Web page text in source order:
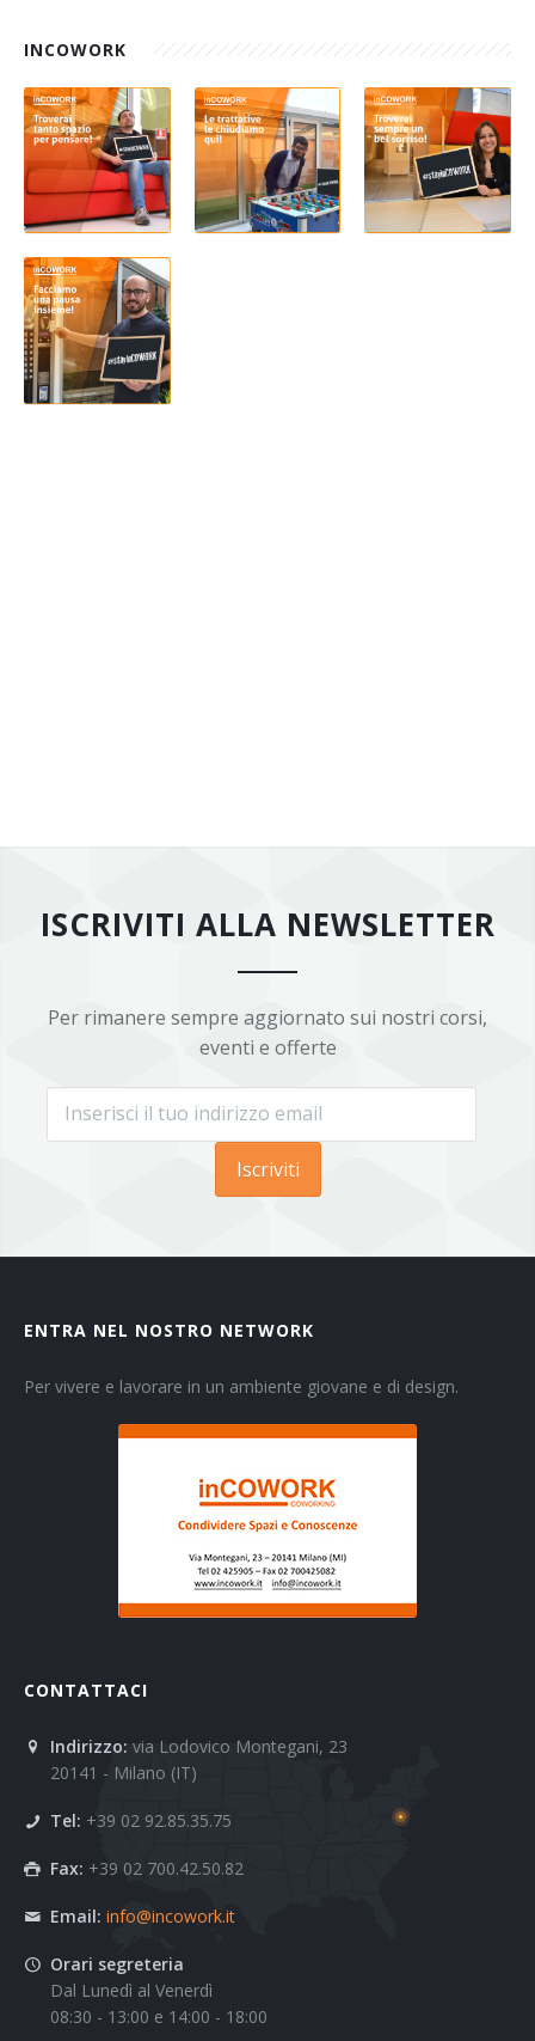
INCOWORK
ISCRIVITI ALLA NEWSLETTER
Per rimanere sempre aggiornato sui nostri corsi,
eventi e offerte
Iscriviti
ENTRA NEL NOSTRO NETWORK
Per vivere e lavorare in un ambiente giovane e di design.
CONTATTACI
Indirizzo: via Lodovico Montegani, 23
20141 - Milano (IT)
Tel: +39 02 92.85.35.75
Fax: +39 02 700.42.50.82
Email: info@incowork.it
Orari segreteria
Dal Lunedì al Venerdì
08:30 - 13:00 e 14:00 - 18:00